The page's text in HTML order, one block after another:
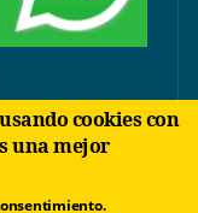
una mejor